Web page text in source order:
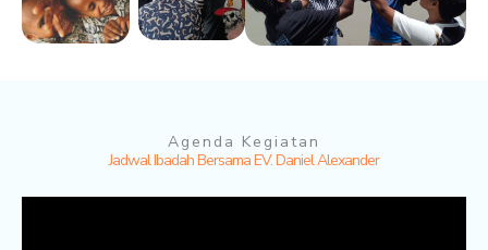
Agenda Kegiatan
Jadwal Ibadah Bersama EV. Daniel Alexander